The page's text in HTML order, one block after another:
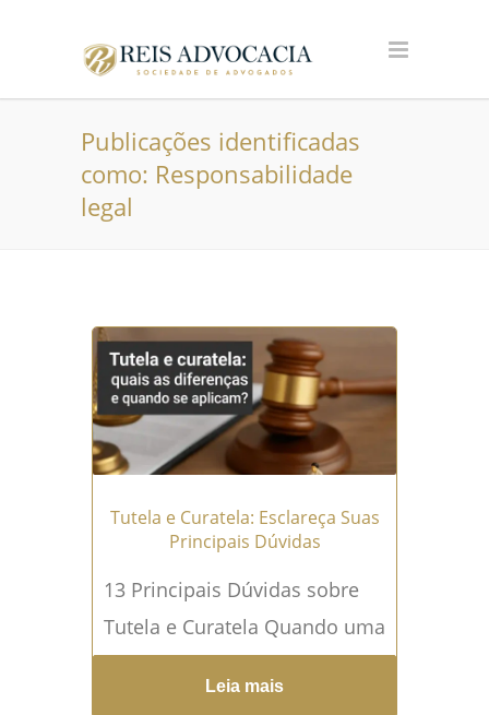
Publicações identificadas
como: Responsabilidade
legal
Tutela e Curatela: Esclareça Suas
Principais Dúvidas
13 Principais Dúvidas sobre
Tutela e Curatela Quando uma
pessoa não pode exercer
plenamente seus direitos por
Leia mais